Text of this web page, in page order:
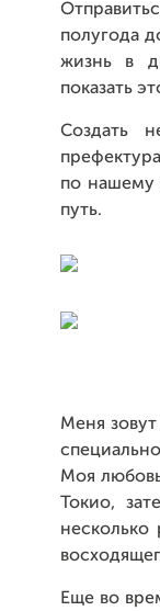
полугода
жизнь в
показать
Создать
по нашему
путь.
Меня
Моя
Токио,
Еще во